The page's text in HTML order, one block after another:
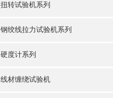
扭转试验机系列
钢绞线拉力试验机系列
硬度计系列
线材缠绕试验机